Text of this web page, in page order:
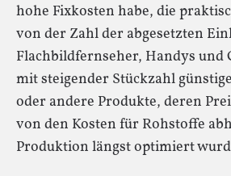
hohe Fixkosten habe, die
von der Zahl der abgesetzten
Flachbildfernseher, Handys und
mit steigender Stückzahl
oder andere Produkte, deren
von den Kosten für Rohstoffe
Produktion längst optimiert